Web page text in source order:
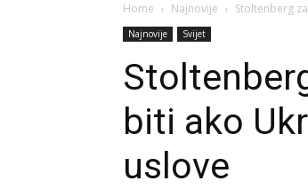
Home Najnovije Stoltenberg
Najnovije Svijet
biti ako
uslove